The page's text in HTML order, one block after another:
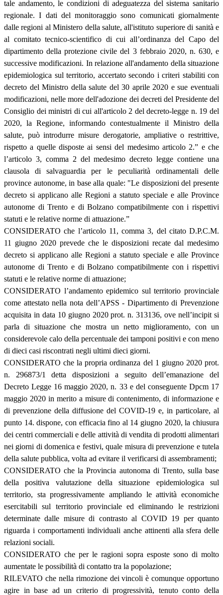
tale andamento, le condizioni di adeguatezza del sistema sanitario
regionale. I dati del monitoraggio sono comunicati giornalmente
dalle regioni al Ministero della salute, all'istituto superiore di sanità e
al comitato tecnico-scientifico di cui all’ordinanza del Capo del
dipartimento della protezione civile del 3 febbraio 2020, n. 630, e
successive modificazioni. In relazione all'andamento della situazione
epidemiologica sul territorio, accertato secondo i criteri stabiliti con
decreto del Ministro della salute del 30 aprile 2020 e sue eventuali
modificazioni, nelle more dell'adozione dei decreti del Presidente del
Consiglio dei ministri di cui all'articolo 2 del decreto-legge n. 19 del
2020, la Regione, informando contestualmente il Ministro della
salute, può introdurre misure derogatorie, ampliative o restrittive,
rispetto a quelle disposte ai sensi del medesimo articolo 2.” e che
l’articolo 3, comma 2 del medesimo decreto legge contiene una
clausola di salvaguardia per le peculiarità ordinamentali delle
province autonome, in base alla quale: "Le disposizioni del presente
decreto si applicano alle Regioni a statuto speciale e alle Province
autonome di Trento e di Bolzano compatibilmente con i rispettivi
statuti e le relative norme di attuazione.”
CONSIDERATO che l’articolo 11, comma 3, del citato D.P.C.M.
11 giugno 2020 prevede che le disposizioni recate dal medesimo
decreto si applicano alle Regioni a statuto speciale e alle Province
autonome di Trento e di Bolzano compatibilmente con i rispettivi
statuti e le relative norme di attuazione;
CONSIDERATO l’andamento epidemico sul territorio provinciale
come attestato nella nota dell’APSS - Dipartimento di Prevenzione
acquisita in data 10 giugno 2020 prot. n. 313136, ove nell’incipit si
parla di situazione che mostra un netto miglioramento, con un
considerevole calo della percentuale dei tamponi positivi e con meno
di dieci casi riscontrati negli ultimi dieci giorni.
CONSIDERATO che la propria ordinanza del 1 giugno 2020 prot.
n. 296873/1 detta disposizioni a seguito dell’emanazione del
Decreto Legge 16 maggio 2020, n. 33 e del conseguente Dpcm 17
maggio 2020 in merito a misure di contenimento, di informazione e
di prevenzione della diffusione del COVID-19 e, in particolare, al
punto 14. dispone, con efficacia fino al 14 giugno 2020, la chiusura
dei centri commerciali e delle attività di vendita di prodotti alimentari
nei giorni di domenica e festivi, quale misura di prevenzione e tutela
della salute pubblica, volta ad evitare il verificarsi di assembramenti;
CONSIDERATO che la Provincia autonoma di Trento, sulla base
della positiva valutazione della situazione epidemiologica sul
territorio, sta progressivamente ampliando le attività economiche
esercitabili sul territorio provinciale ed eliminando le restrizioni
determinate dalle misure di contrasto al COVID 19 per quanto
riguarda i comportamenti individuali anche attinenti alla sfera delle
relazioni sociali.
CONSIDERATO che per le ragioni sopra esposte sono di molto
aumentate le possibilità di contatto tra la popolazione;
RILEVATO che nella rimozione dei vincoli è comunque opportuno
agire in base ad un criterio di progressività, tenuto conto della